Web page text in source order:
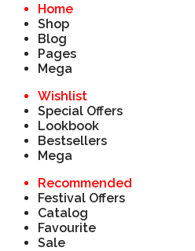
Home
Shop
Blog
Pages
Mega
Wishlist
Special Offers
Lookbook
Bestsellers
Mega
Recommended
Festival Offers
Catalog
Favourite
Sale